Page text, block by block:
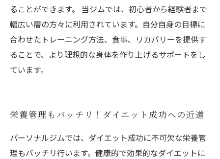
ることができます。 当ジムでは、初心者から経験者まで
幅広い層の方々に利用されています。自分自身の目標に
合わせたトレーニング方法、食事、リカバリーを提供す
ることで、より理想的な身体を作り上げるサポートをし
ています。
栄養管理もバッチリ！ダイエット成功への近道
パーソナルジムでは、ダイエット成功に不可欠な栄養管
理もバッチリ行います。健康的で効果的なダイエットに